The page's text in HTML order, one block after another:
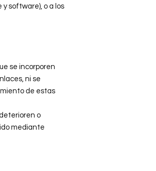
software), o a los
se incorporen
ni se
de estas
o
mediante